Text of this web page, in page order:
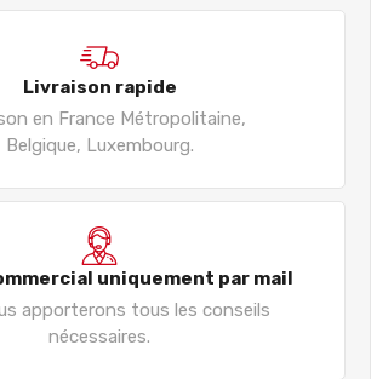
Livraison rapide
en France Métropolitaine,
Belgique, Luxembourg.
uniquement par mail
apporterons tous les conseils
nécessaires.